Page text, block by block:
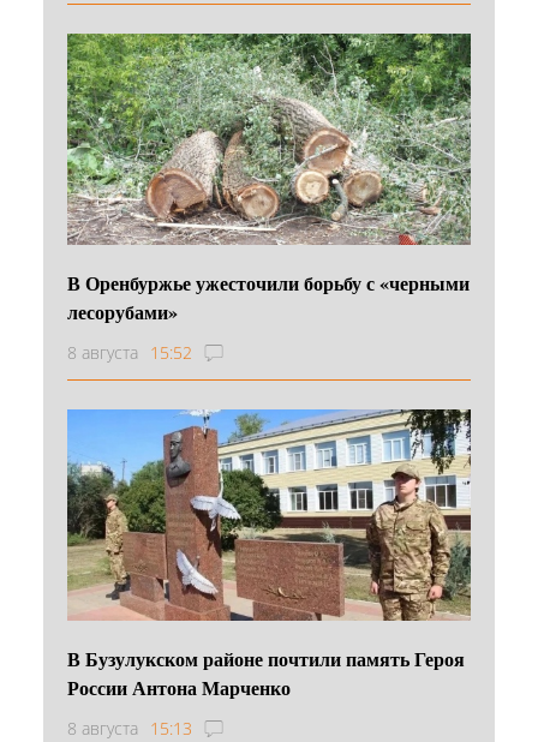
В Оренбуржье ужесточили борьбу с «черными
лесорубами»
8 августа 15:52
В Бузулукском районе почтили память Героя
России Антона Марченко
8 августа 15:13